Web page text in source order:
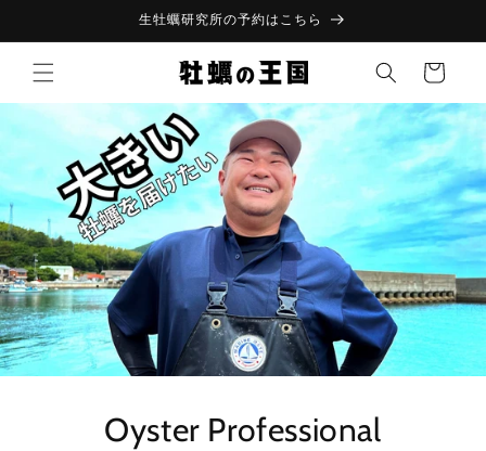
進む
生牡蠣研究所の予約はこちら
カ
ー
Oyster Professional